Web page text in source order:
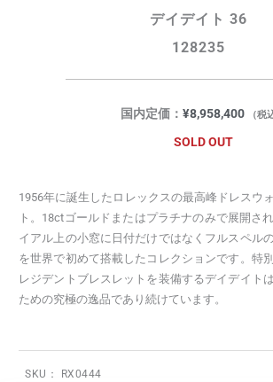
デイデイト 36
128235
国内定価： ¥8,958,400 （税
SOLD OUT
1956年に誕生したロレックスの最高峰ドレスウ
ト。18ctゴールドまたはプラチナのみで展開さ
イアル上の小窓に日付だけではなくフルスペル
を世界で初めて搭載したコレクションです。特
レジデントブレスレットを装備するデイデイト
ための究極の逸品であり続けています。
SKU： RX0444